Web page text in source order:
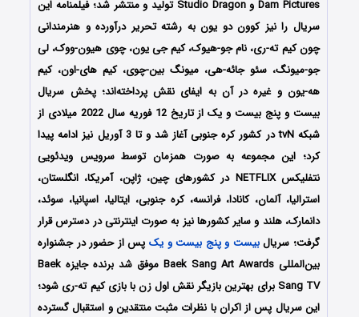
Dam Pictures و Studio Dragon تولید و منتشر شد؛ فیلمنامه این
سریال را نیز کوون دو یون به رشته تحریر درآورده و هنرمندانی
چون کیم ته-ری، نام جو-هیوک، کیم جی یون، چوی هیون-ووک، لی
جو-میونگ، سئو جائه-هی، میونگ بین-چوی، کیم های-اون، کیم
هه-یون و غیره در آن به ایفای نقش پرداخته‌اند؛ پخش سریال
بیست و پنج بیست و یک از تاریخ 12 فوریه سال 2022 میلادی از
شبکه‌‌‌ tvN در کشور کره جنوبی آغاز شد و تا 3 آوریل نیز ادامه پیدا
کرد؛ این مجموعه به صورت همزمان توسط سرویس ویدئویی
نتفلیکس NETFLIX در کشورهای چین، ژاپن، آمریکا، انگلستان،
استرالیا، آلمان، کانادا، فرانسه، کره جنوبی، ایتالیا، اسپانیا، سوئد،
دانمارک، هلند و سایر کشورها نیز به صورت اینترنتی در دسترس قرار
گرفت؛ سریالبیست و پنج بیست و یک پس از حضور در جشنواره
بین‌المللی Baek Sang Art Awards موفق شد برنده جایزه Baek
Sang TV برای بهترین بازیگر نقش اول زن با بازی کیم ته-ری شود؛
این سریال پس از اکران با نظرات مثبت منتقدین و استقبال گسترده